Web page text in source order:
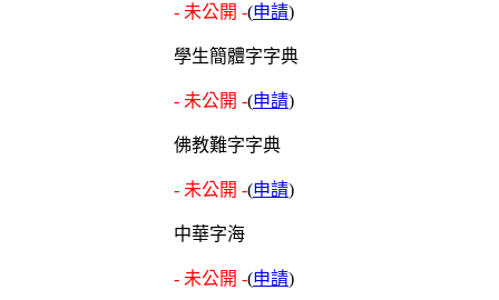
- 未公開 -(申請)
學生簡體字字典
- 未公開 -(申請)
佛教難字字典
- 未公開 -(申請)
中華字海
- 未公開 -(申請)